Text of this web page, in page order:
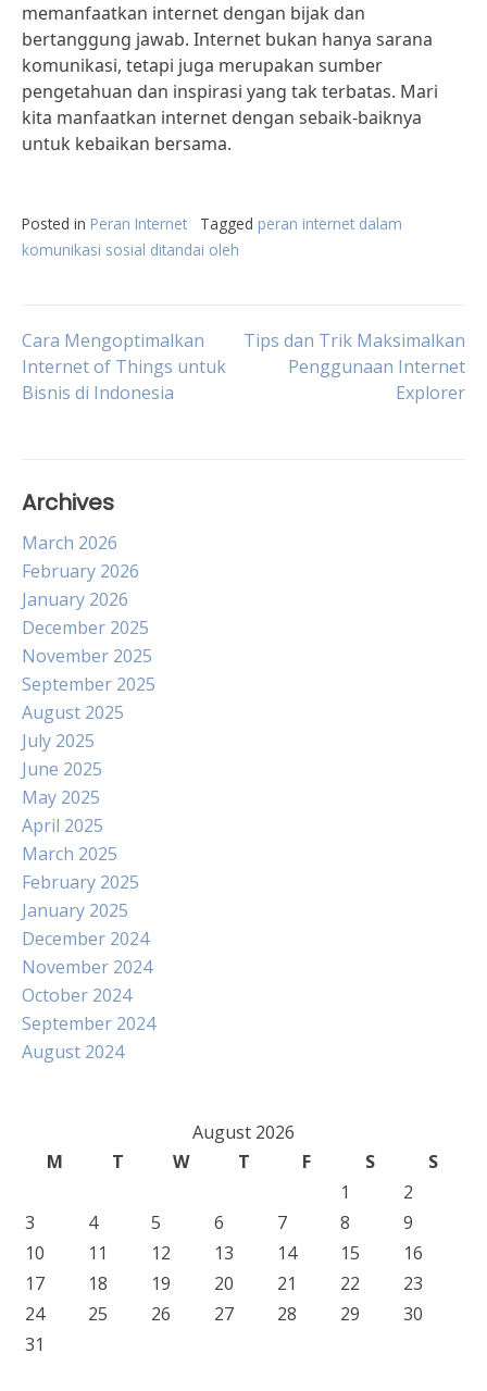
memanfaatkan internet dengan bijak dan
bertanggung jawab. Internet bukan hanya sarana
komunikasi, tetapi juga merupakan sumber
pengetahuan dan inspirasi yang tak terbatas. Mari
kita manfaatkan internet dengan sebaik-baiknya
untuk kebaikan bersama.
Posted in Peran Internet Tagged peran internet dalam
komunikasi sosial ditandai oleh
Post
navigation
Cara Mengoptimalkan
Internet of Things untuk
Bisnis di Indonesia
Tips dan Trik Maksimalkan
Penggunaan Internet
Explorer
Archives
March 2026
February 2026
January 2026
December 2025
November 2025
September 2025
August 2025
July 2025
June 2025
May 2025
April 2025
March 2025
February 2025
January 2025
December 2024
November 2024
October 2024
September 2024
August 2024
August 2026
M
T W T F S
S
1
2
3
4 5 6 7 8
9
10
11 12 13 14 15
16
17
18 19 20 21 22
23
24
25 26 27 28 29
30
31